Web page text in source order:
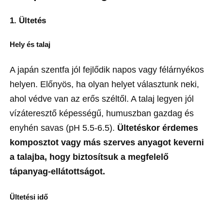
1. Ültetés
Hely és talaj
A japán szentfa jól fejlődik napos vagy félárnyékos
helyen. Előnyös, ha olyan helyet választunk neki,
ahol védve van az erős széltől. A talaj legyen jól
vízáteresztő képességű, humuszban gazdag és
enyhén savas (pH 5.5-6.5). Ültetéskor érdemes
komposztot vagy más szerves anyagot keverni
a talajba, hogy biztosítsuk a megfelelő
tápanyag-ellátottságot.
Ültetési idő